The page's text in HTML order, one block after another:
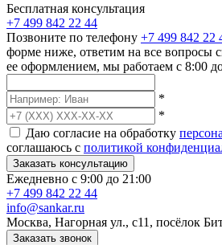
Бесплатная консультация
+7 499 842 22 44
Позвоните по телефону +7 499 842 22
форме ниже, ответим на все вопросы
ее оформлением, мы работаем с 8:00
*
*
Даю согласие на обработку
соглашаюсь с политикой
Заказать консультацию
Ежедневно с 9:00 до 21:00
+7 499 842 22 44
info@sankar.ru
Москва, Нагорная ул., с11, посёлок
Заказать звонок